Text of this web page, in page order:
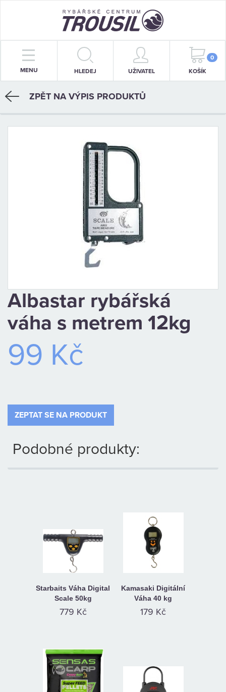
MENU HLEDEJ UŽIVATEL
0
KOŠÍK
PRUTY
NAVIJÁKY
BIŽUTERIE
ÚLOVEK
TOP
O
OBCHODNÍ
KAMENNÁ
ZPĚT NA VÝPIS PRODUKTŮ
Albastar rybářská
váha s metrem 12kg
99 Kč
ZEPTAT SE NA PRODUKT
Podobné produkty:
Starbaits Váha Digital
Scale 50kg
779 Kč
Kamasaki Digitální
Váha 40 kg
179 Kč